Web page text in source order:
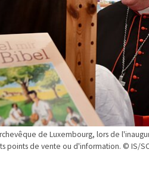
de Luxembourg, lors de
points de vente ou d'information. © IS/